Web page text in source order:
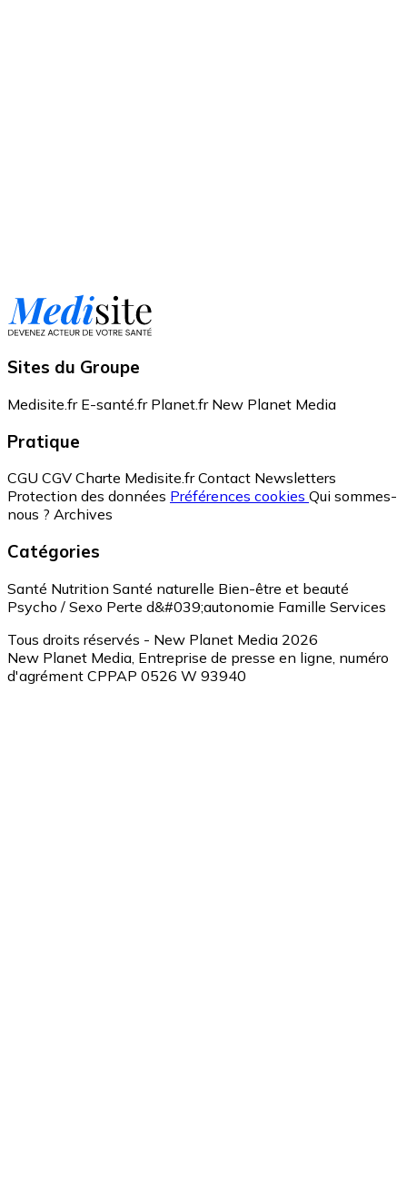
Sites du Groupe
Medisite.fr E-santé.fr Planet.fr New Planet Media
Pratique
CGU CGV Charte Medisite.fr Contact Newsletters
Protection des données Préférences cookies Qui sommes-
nous ? Archives
Catégories
Santé Nutrition Santé naturelle Bien-être et beauté
Psycho / Sexo Perte d&#039;autonomie Famille Services
Tous droits réservés - New Planet Media 2026
New Planet Media, Entreprise de presse en ligne, numéro
d'agrément CPPAP 0526 W 93940